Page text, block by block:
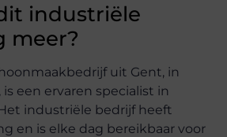
industriële
meer?
uit Gent, in
een ervaren specialist in
industriële bedrijf heeft
en is elke dag bereikbaar voor